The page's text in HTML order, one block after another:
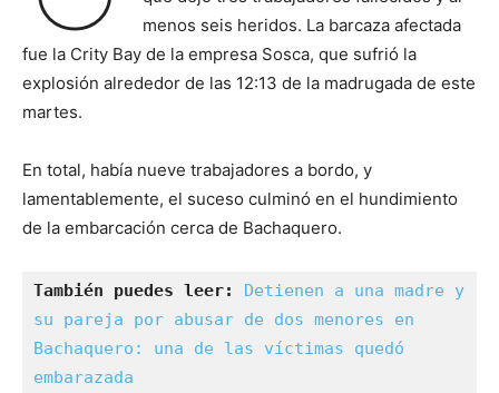
menos seis heridos. La barcaza afectada
fue la Crity Bay de la empresa Sosca, que sufrió la
explosión alrededor de las 12:13 de la madrugada de este
martes.
En total, había nueve trabajadores a bordo, y
lamentablemente, el suceso culminó en el hundimiento
de la embarcación cerca de Bachaquero.
También puedes leer:
Detienen a una madre y
su pareja por abusar de dos menores en
Bachaquero: una de las víctimas quedó
embarazada